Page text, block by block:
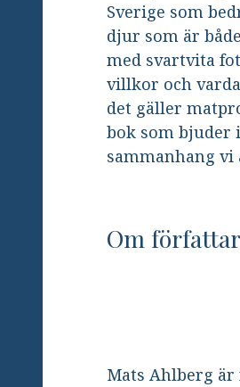
Sverige som
djur som är
med svartvita
villkor och
det gäller
bok som bjuder
sammanhang vi
Om
Mats Ahlberg är